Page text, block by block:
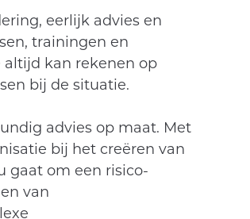
eerlijk advies en
trainingen en
kan rekenen op
bij de situatie.
advies op maat. Met
bij het creëren van
gaat om een risico-
van